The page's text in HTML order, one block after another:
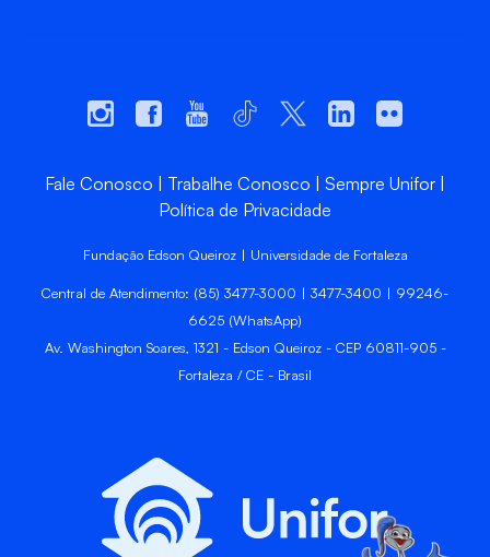
Fale Conosco Trabalhe Conosco
Sempre Unifor
Política de Privacidade
Fundação Edson Queiroz | Universidade de Fortaleza
Central de Atendimento: (85) 3477-3000 | 3477-3400 | 99246-
6625 (WhatsApp)
Av. Washington Soares, 1321 - Edson Queiroz - CEP 60811-905 -
Fortaleza / CE - Brasil